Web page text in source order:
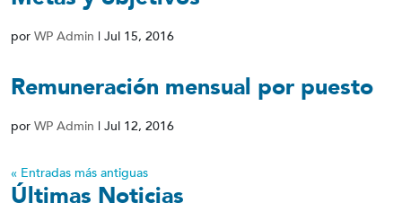
por WP Admin | Jul 15, 2016
Remuneración mensual por puesto
por WP Admin | Jul 12, 2016
« Entradas más antiguas
Últimas Noticias